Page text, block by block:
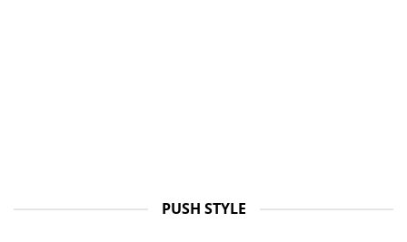
PUSH STYLE
CÔNG TRÌNH BỀN VỮNG BẮT ĐẦU TỪ